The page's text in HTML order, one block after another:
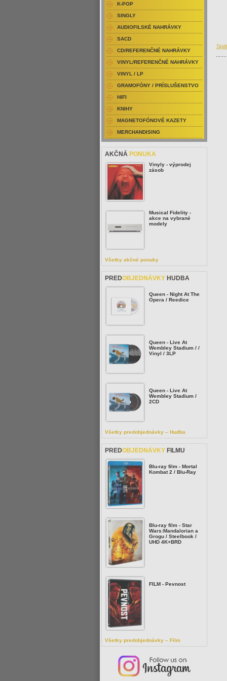
K-POP
SINGLY
AUDIOFILSKÉ NAHRÁVKY
SACD
CD/REFERENČNÉ NAHRÁVKY
VINYL/REFERENČNÉ NAHRÁVKY
VINYL / LP
GRAMOFÓNY / PRÍSLUŠENSTVO
HIFI
KNIHY
MAGNETOFÓNOVÉ KAZETY
MERCHANDISING
AKČNÁ PONUKA
Vinyly - výprodej
zásob
Musical Fidelity -
akce na vybrané
modely
Všetky akčné ponuky
PREDOBJEDNÁVKY HUDBA
Queen - Night At The
Opera / Reedice
Queen - Live At
Wembley Stadium / /
Vinyl / 3LP
Queen - Live At
Wembley Stadium /
2CD
Všetky predobjednávky – Hudba
PREDOBJEDNÁVKY FILMU
Blu-ray film - Mortal
Kombat 2 / Blu-Ray
Blu-ray film - Star
Wars:Mandalorian a
Grogu / Steelbook /
UHD 4K+BRD
FILM - Pevnost
Všetky predobjednávky – Film